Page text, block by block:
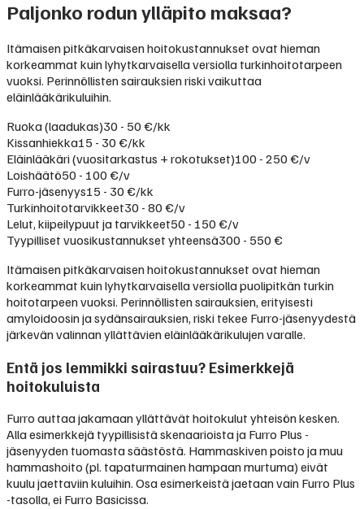
Paljonko rodun ylläpito maksaa?
Itämaisen pitkäkarvaisen hoitokustannukset ovat hieman
korkeammat kuin lyhytkarvaisella versiolla turkinhoitotarpeen
vuoksi. Perinnöllisten sairauksien riski vaikuttaa
eläinlääkärikuluihin.
Ruoka (laadukas)30 - 50 €/kk
Kissanhiekka15 - 30 €/kk
Eläinlääkäri (vuositarkastus + rokotukset)100 - 250 €/v
Loishäätö50 - 100 €/v
Furro-jäsenyys15 - 30 €/kk
Turkinhoitotarvikkeet30 - 80 €/v
Lelut, kiipeilypuut ja tarvikkeet50 - 150 €/v
Tyypilliset vuosikustannukset yhteensä300 - 550 €
Itämaisen pitkäkarvaisen hoitokustannukset ovat hieman
korkeammat kuin lyhytkarvaisella versiolla puolipitkän turkin
hoitotarpeen vuoksi. Perinnöllisten sairauksien, erityisesti
amyloidoosin ja sydänsairauksien, riski tekee Furro-jäsenyydestä
järkevän valinnan yllättävien eläinlääkärikulujen varalle.
Entä jos lemmikki sairastuu? Esimerkkejä
hoitokuluista
Furro auttaa jakamaan yllättävät hoitokulut yhteisön kesken.
Alla esimerkkejä tyypillisistä skenaarioista ja Furro Plus -
jäsenyyden tuomasta säästöstä. Hammaskiven poisto ja muu
hammashoito (pl. tapaturmainen hampaan murtuma) eivät
kuulu jaettaviin kuluihin. Osa esimerkeistä jaetaan vain Furro Plus
-tasolla, ei Furro Basicissa.